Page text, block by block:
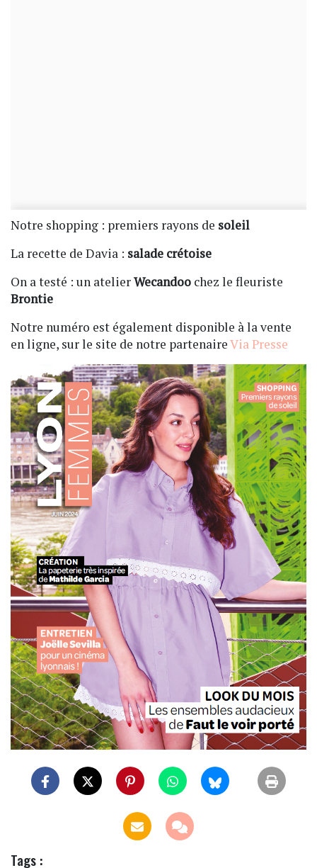
Notre shopping : premiers rayons de soleil
La recette de Davia : salade crétoise
On a testé : un atelierWecandoo chez le fleuriste
Brontie
Notre numéro est également disponible à la vente
en ligne, sur le site de notre partenaireVia Presse
Tags :